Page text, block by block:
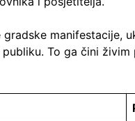
manifestacije,
To ga čini